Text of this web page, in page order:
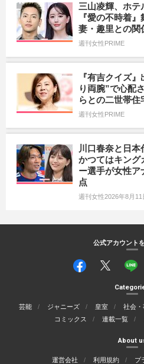
三山凌輝、ホテ
『愛の不時着
妻・趣里との関
週刊女性PRIME
『有吉クイズ
り両腕”で心配
らとの二世帯住
週刊女性PRIME
川口春奈と日本
かつてはキン
ー選手が女性ア
点
週刊女性2026年8月11
公式アカウント
芸能 ジャニーズ 皇室 社会・
コミックス
連載一覧
About
運営会社 利用規約
プ